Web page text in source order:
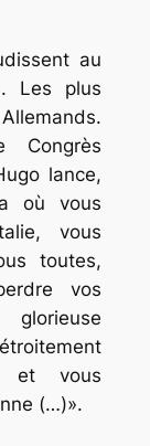
au
Les plus
lance,
où vous
vous
toutes,
vos
et vous
(…)».